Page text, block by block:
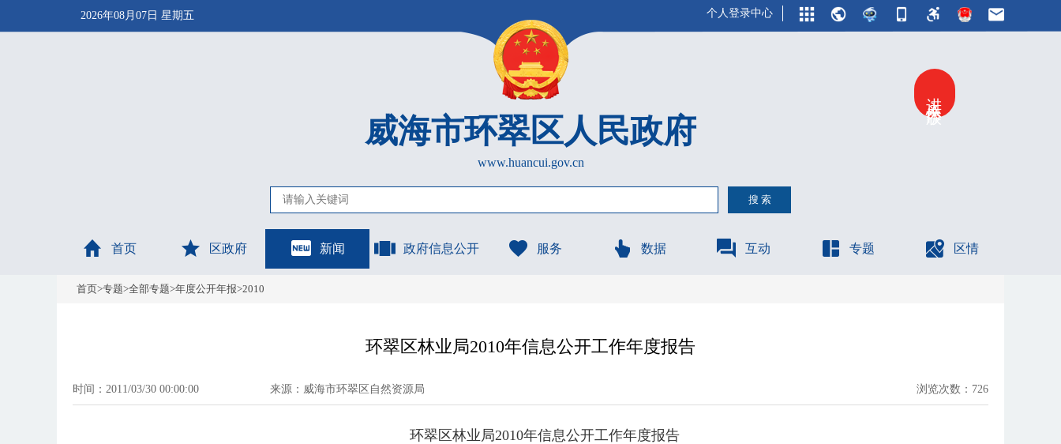
威海市环翠区人民政府
www.huancui.gov.cn
2026年08月07日 星期五 个人登录中心
首页 区政府 新闻 政府信息公开 服务 数据 互动 专题 区情
首页>专题>全部专题>年度公开年报>2010
环翠区林业局2010年信息公开工作年度报告
时间：2011/03/30 00:00:00 来源：威海市环翠区自然资源局 浏览次数： 726
环翠区林业局2010年信息公开工作年度报告